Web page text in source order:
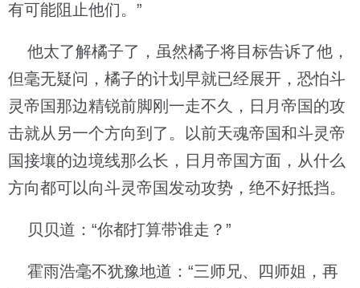
有可能阻止他们。”
他太了解橘子了，虽然橘子将目标告诉了他，
但毫无疑问，橘子的计划早就已经展开，恐怕斗
灵帝国那边精锐前脚刚一走不久，日月帝国的攻
击就从另一个方向到了。以前天魂帝国和斗灵帝
国接壤的边境线那么长，日月帝国方面，从什么
方向都可以向斗灵帝国发动攻势，绝不好抵挡。
贝贝道：“你都打算带谁走？”
霍雨浩毫不犹豫地道：“三师兄、四师姐，再